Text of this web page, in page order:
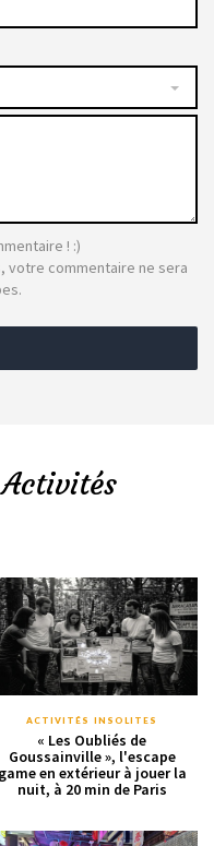
! :)
votre commentaire ne sera
ACTIVITÉS INSOLITES
« Les Oubliés de
Goussainville », l'escape
game en extérieur à jouer la
nuit, à 20 min de Paris